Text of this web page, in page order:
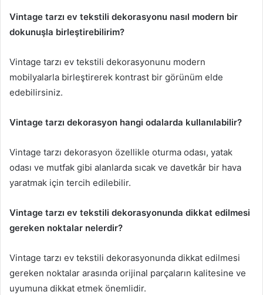
Vintage tarzı ev tekstili dekorasyonu nasıl modern bir
dokunuşla birleştirebilirim?
Vintage tarzı ev tekstili dekorasyonunu modern
mobilyalarla birleştirerek kontrast bir görünüm elde
edebilirsiniz.
Vintage tarzı dekorasyon hangi odalarda kullanılabilir?
Vintage tarzı dekorasyon özellikle oturma odası, yatak
odası ve mutfak gibi alanlarda sıcak ve davetkâr bir hava
yaratmak için tercih edilebilir.
Vintage tarzı ev tekstili dekorasyonunda dikkat edilmesi
gereken noktalar nelerdir?
Vintage tarzı ev tekstili dekorasyonunda dikkat edilmesi
gereken noktalar arasında orijinal parçaların kalitesine ve
uyumuna dikkat etmek önemlidir.